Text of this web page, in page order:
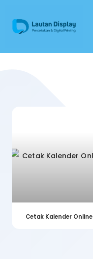
Cetak Kalender Online